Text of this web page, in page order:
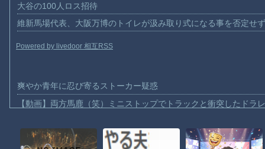
大谷の100人ロス招待
維新馬場代表、大阪万博のトイレが汲み取り式になる事を否定せ
Powered by livedoor 相互RSS
爽やか青年に忍び寄るストーカー疑惑
【動画】両方馬鹿（笑）ミニストップでトラックと衝突したドラ
【動画】野菜売りのおじさんにドローンを特攻させるおそロシア